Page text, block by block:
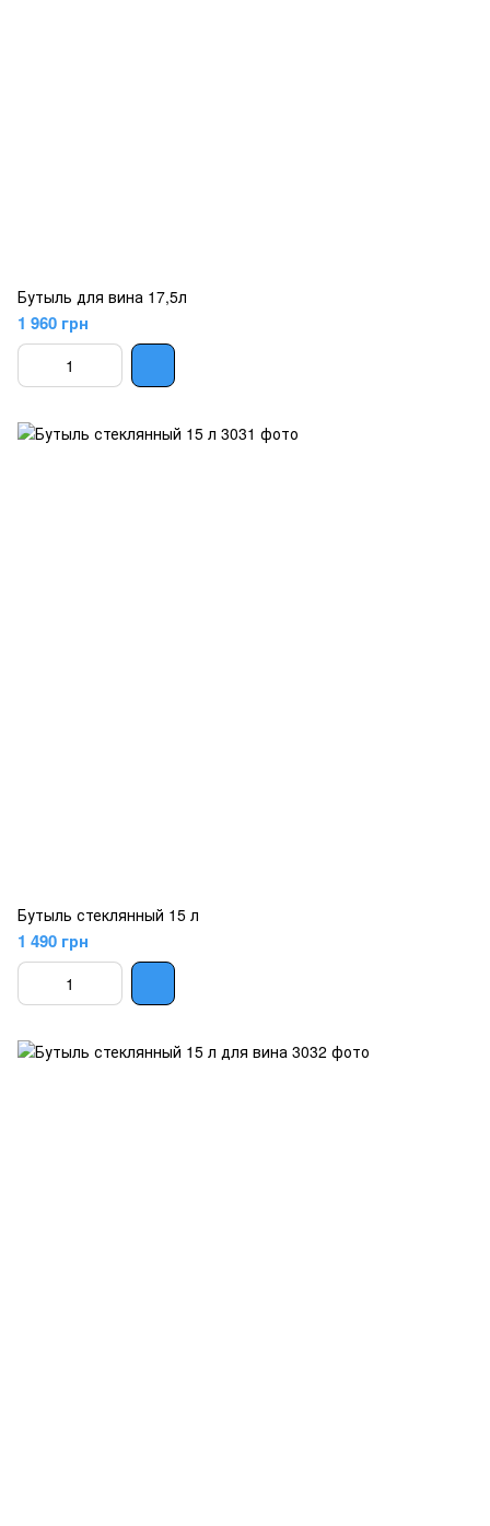
Бутыль для вина 17,5л
1 960 грн
Бутыль стеклянный 15 л
1 490 грн